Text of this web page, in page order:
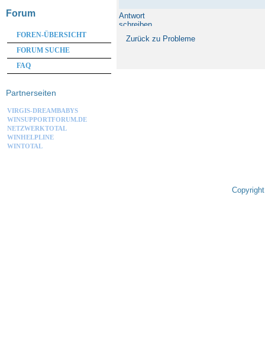
Antwort
schreiben
Zurück zu Probleme
Forum
FOREN-ÜBERSICHT
FORUM SUCHE
FAQ
Partnerseiten
VIRGIS-DREAMBABYS
WINSUPPORTFORUM.DE
NETZWERKTOTAL
WINHELPLINE
WINTOTAL